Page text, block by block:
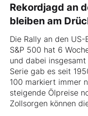
Rekordjagd an
bleiben am
Die Rally an den
S&P 500 hat 6
und dabei
Serie gab es seit
100 markiert immer
steigende Ölpreise
Zollsorgen können